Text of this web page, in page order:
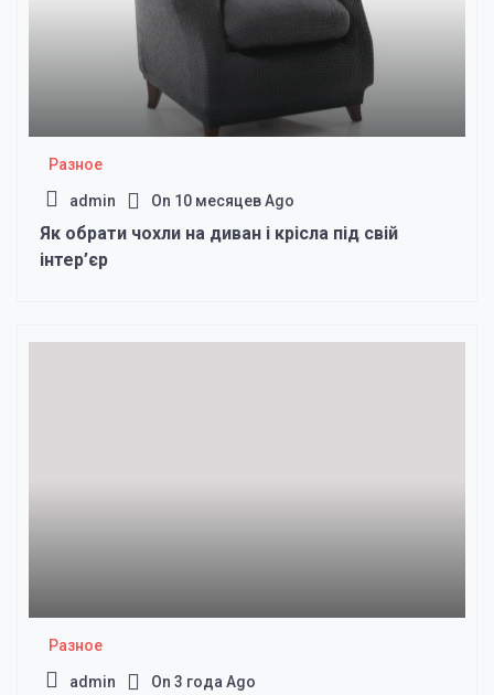
Разное
admin On 10 месяцев Ago
Як обрати чохли на диван і крісла під свій
інтер’єр
Разное
admin On 3 года Ago